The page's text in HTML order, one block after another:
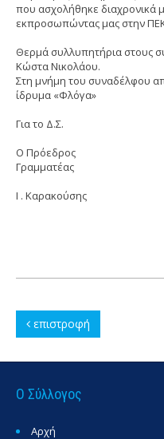
που ασχολήθηκε διαχρονικά
εκπροσωπώντας μας στην
Θερμά συλλυπητήρια στους
Κώστα Νικολάου.
Στη μνήμη του συναδέλφου
ίδρυμα «Φλόγα»
Για το Δ.Σ.
Ο
Γραμματέας
Ι .
επιστροφή
Ο Σύλλογος
Αρχή